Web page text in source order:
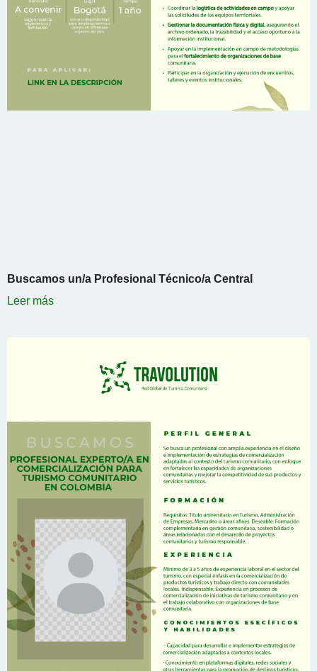
Buscamos un/a Profesional Técnico/a Central
Leer más